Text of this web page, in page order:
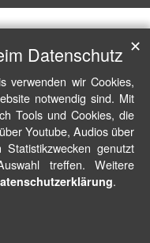
Datenschutz
verwenden wir Cookies,
notwendig sind. Mit
Tools und Cookies, die
Youtube, Audios über
genutzt
treffen. Weitere
.
✕